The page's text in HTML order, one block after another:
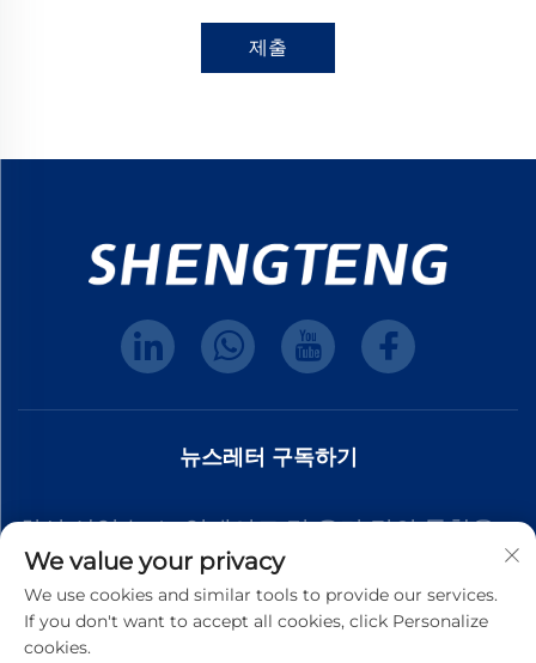
제출
뉴스레터 구독하기
최신 산업 뉴스, 업데이트 및 우리 팀의 통찰을
받으려면 뉴스레터에 가입하세요.
We value your privacy
We use cookies and similar tools to provide our services.
If you don't want to accept all cookies, click Personalize
cookies.